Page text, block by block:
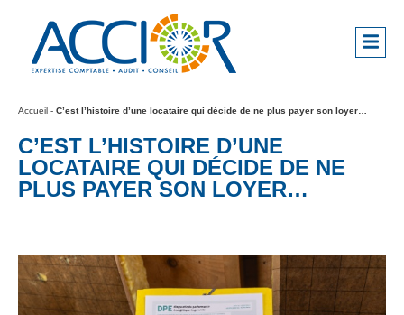
Accueil - C’est l’histoire d’une locataire qui décide de ne plus payer son loyer…
C’EST L’HISTOIRE D’UNE
LOCATAIRE QUI DÉCIDE DE NE
PLUS PAYER SON LOYER…